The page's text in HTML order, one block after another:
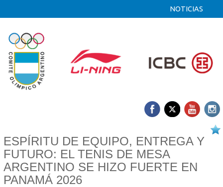
NOTICIAS
ESPÍRITU DE EQUIPO, ENTREGA Y
FUTURO: EL TENIS DE MESA
ARGENTINO SE HIZO FUERTE EN
PANAMÁ 2026